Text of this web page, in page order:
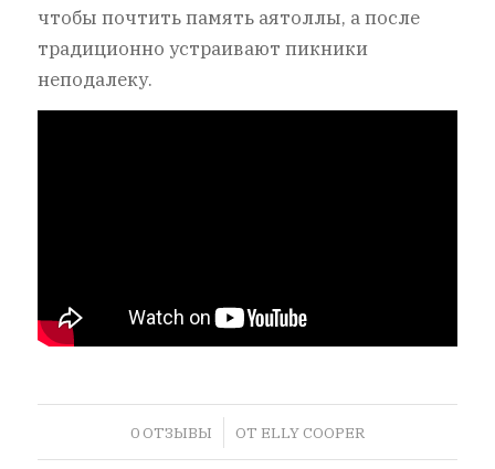
чтобы почтить память аятоллы, а после
традиционно устраивают пикники
неподалеку.
0 ОТЗЫВЫ
/ ОТ ELLY COOPER